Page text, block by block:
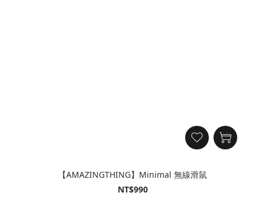
【AMAZINGTHING】Minimal 無線滑鼠
NT$990